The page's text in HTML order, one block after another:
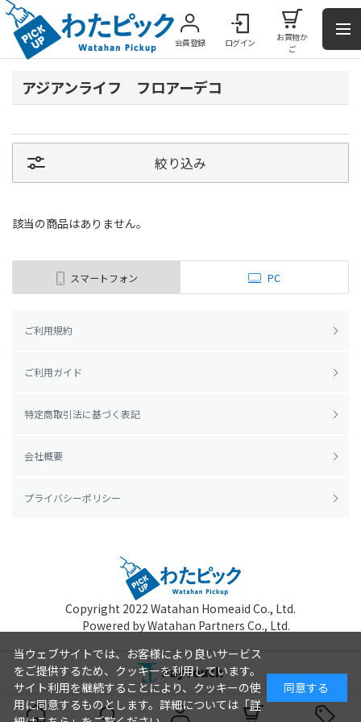
会員登録 ログイン
お買物か
ご
アジアンライフ フロアーデコ
絞り込み
該当の商品はありません。
スマートフォン PC
ご利用規約
ご利用ガイド
特定商取引法に基づく表記
会社概要
プライバシーポリシー
Copyright 2022 Watahan Homeaid Co., Ltd.
Powered by Watahan Partners Co., Ltd.
当ウェブサイトでは、お客様により良いサービス
をご提供するため、クッキーを利用しています。
サイト利用を継続することにより、クッキーの使
用に同意するものとします。詳細については「詳
同意する